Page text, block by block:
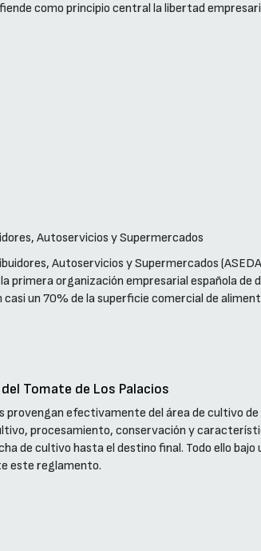
como principio central la libertad
Autoservicios y Supermercados
Autoservicios y Supermercados
primera organización empresarial española de
un 70% de la superficie comercial de
Tomate de Los Palacios
provengan efectivamente del área de cultivo
procesamiento, conservación y
de cultivo hasta el destino final. Todo ello
este reglamento.